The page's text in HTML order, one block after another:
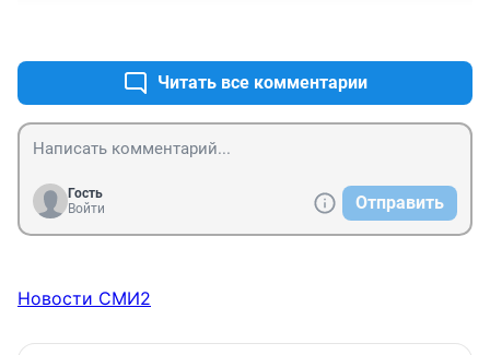
при этом декларируют развитие промышленности.
Как развивать, в России, где холод, почти круглый год
и выпускать продукцию, после использования
которой не расплатишься. Это та, вкратце, умные
Читать все комментарии
Гость
Войти
Отправить
Новости СМИ2